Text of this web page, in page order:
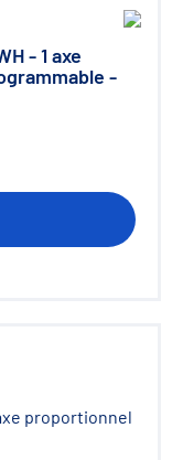
- 1 axe
-